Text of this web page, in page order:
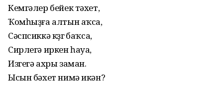
Кемгәлер бейек тәхет,
Ҡомһыҙға алтын аҡса,
Сәспсиккә көҙгө баҡса,
Сирлегә иркен һауа,
Изгегә ахры заман.
Ысын бәхет нимә икән?